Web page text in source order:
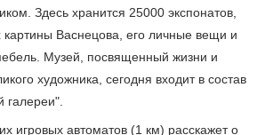
Здесь хранится 25000 экспонатов,
картины Васнецова, его личные вещи и
Музей, посвященный жизни и
художника, сегодня входит в состав
галереи".
игровых автоматов (1 км) расскажет о